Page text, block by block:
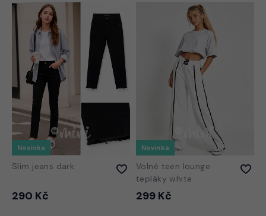
Novinka
Slim jeans dark
290 Kč
Novinka
Volné teen lounge
tepláky white
299 Kč